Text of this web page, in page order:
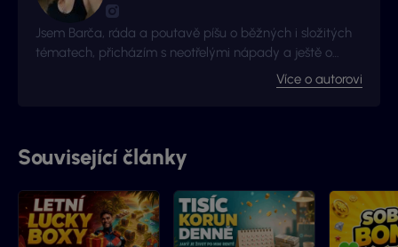
Jsem Barča, ráda a poutavě píšu o běžných i složitých
tématech, přicházím s neotřelými nápady a ještě o
kousek radši se zlepšuji a získávám nové zkušenosti. I to
je důvod proč jsme s Vyhraj.cz navázali kontakt -
Více o autorovi
Související články